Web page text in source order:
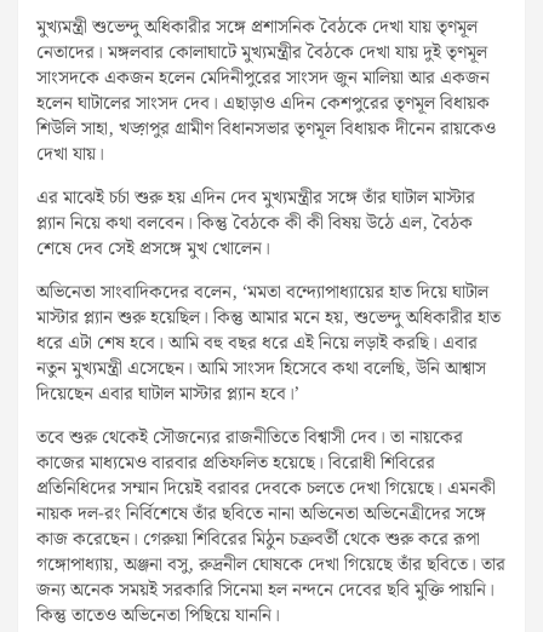
মুখ্যমন্ত্রী শুভেন্দু অধিকারীর সঙ্গে প্রশাসনিক বৈঠকে দেখা যায় তৃণমূল
নেতাদের। মঙ্গলবার কোলাঘাটে মুখ্যমন্ত্রীর বৈঠকে দেখা যায় দুই তৃণমূল
সাংসদকে একজন হলেন মেদিনীপুরের সাংসদ জুন মালিয়া আর একজন
হলেন ঘাটালের সাংসদ দেব। এছাড়াও এদিন কেশপুরের তৃণমূল বিধায়ক
শিউলি সাহা, খড়্গপুর গ্রামীণ বিধানসভার তৃণমূল বিধায়ক দীনেন রায়কেও
দেখা যায়।
এর মাঝেই চর্চা শুরু হয় এদিন দেব মুখ্যমন্ত্রীর সঙ্গে তাঁর ঘাটাল মাস্টার
প্ল্যান নিয়ে কথা বলবেন। কিন্তু বৈঠকে কী কী বিষয় উঠে এল, বৈঠক
শেষে দেব সেই প্রসঙ্গে মুখ খোলেন।
অভিনেতা সাংবাদিকদের বলেন, ‘মমতা বন্দ্যোপাধ্যায়ের হাত দিয়ে ঘাটাল
মাস্টার প্ল্যান শুরু হয়েছিল। কিন্তু আমার মনে হয়, শুভেন্দু অধিকারীর হাত
ধরে এটা শেষ হবে। আমি বহু বছর ধরে এই নিয়ে লড়াই করছি। এবার
নতুন মুখ্যমন্ত্রী এসেছেন। আমি সাংসদ হিসেবে কথা বলেছি, উনি আশ্বাস
দিয়েছেন এবার ঘাটাল মাস্টার প্ল্যান হবে।’
তবে শুরু থেকেই সৌজন্যের রাজনীতিতে বিশ্বাসী দেব। তা নায়কের
কাজের মাধ্যমেও বারবার প্রতিফলিত হয়েছে। বিরোধী শিবিরের
প্রতিনিধিদের সম্মান দিয়েই বরাবর দেবকে চলতে দেখা গিয়েছে। এমনকী
নায়ক দল-রং নির্বিশেষে তাঁর ছবিতে নানা অভিনেতা অভিনেত্রীদের সঙ্গে
কাজ করেছেন। গেরুয়া শিবিরের মিঠুন চক্রবর্তী থেকে শুরু করে রূপা
গঙ্গোপাধ্যায়, অঞ্জনা বসু, রুদ্রনীল ঘোষকে দেখা গিয়েছে তাঁর ছবিতে। তার
জন্য অনেক সময়ই সরকারি সিনেমা হল নন্দনে দেবের ছবি মুক্তি পায়নি।
কিন্তু তাতেও অভিনেতা পিছিয়ে যাননি।